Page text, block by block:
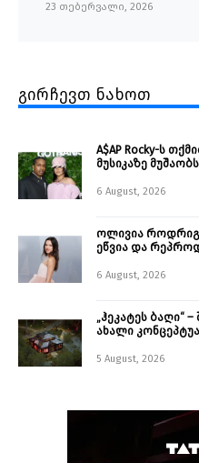
23 თებერვალი, 2026
გირჩევთ ნახოთ
A$AP Rocky-ს
მუსიკაზე მუშაობს
6 August, 2026
ოლივია
ეწვია და
6 August, 2026
„ჰეკატეს ბაღი“
ახალი
5 August, 2026